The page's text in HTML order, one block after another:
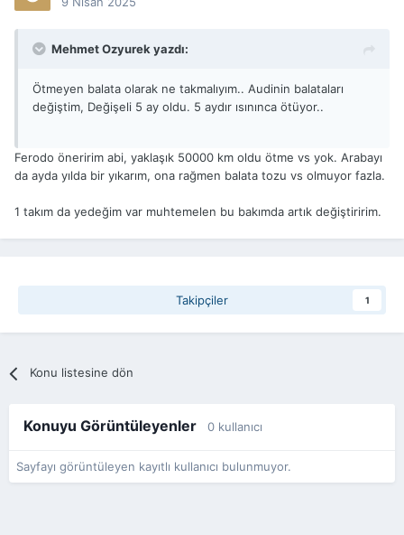
Mehmet Ozyurek yazdı:
Ötmeyen balata olarak ne takmalıyım.. Audinin balataları
değiştim, Değişeli 5 ay oldu. 5 aydır ısınınca ötüyor..
Ferodo öneririm abi, yaklaşık 50000 km oldu ötme vs yok. Arabayı
da ayda yılda bir yıkarım, ona rağmen balata tozu vs olmuyor fazla.
1 takım da yedeğim var muhtemelen bu bakımda artık değiştiririm.
Takipçiler 1
Konu listesine dön
Konuyu Görüntüleyenler 0 kullanıcı
Sayfayı görüntüleyen kayıtlı kullanıcı bulunmuyor.